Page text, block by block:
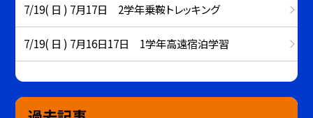
7/19( 日 ) 7月17日 2学年乗鞍トレッキング
7/19( 日 ) 7月16日17日 1学年高遠宿泊学習